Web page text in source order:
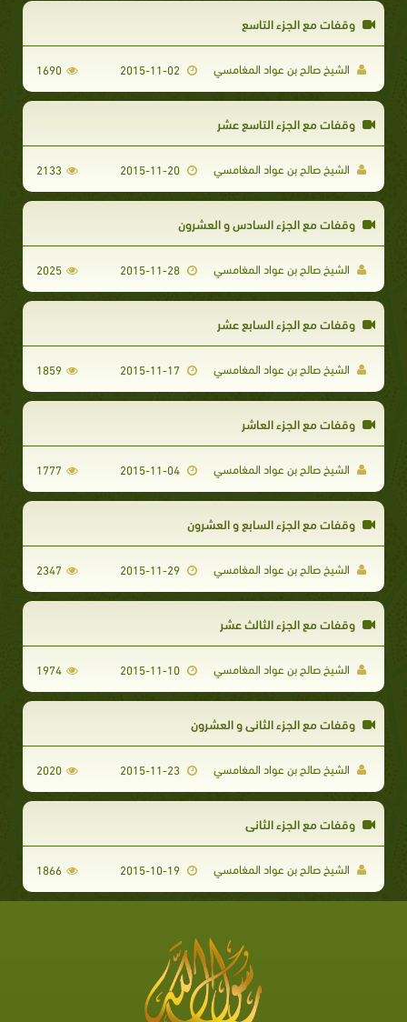
وقفات مع الجزء التاسع
الشيخ صالح بن عواد المغامسي 1690
وقفات مع الجزء التاسع عشر
الشيخ صالح بن عواد المغامسي 2015-11-20
2133
وقفات مع الجزء السادس و العشرون
الشيخ صالح بن عواد المغامسي 2015-11-28
2025
وقفات مع الجزء السابع عشر
الشيخ صالح بن عواد المغامسي 1859
وقفات مع الجزء العاشر
الشيخ صالح بن عواد المغامسي 2015-11-04
1777
وقفات مع الجزء السابع و العشرون
الشيخ صالح بن عواد المغامسي 2015-11-29
2347
وقفات مع الجزء الثالث عشر
الشيخ صالح بن عواد المغامسي 2015-11-10
1974
وقفات مع الجزء الثانى و العشرون
الشيخ صالح بن عواد المغامسي 2015-11-23
2020
وقفات مع الجزء الثانى
الشيخ صالح بن عواد المغامسي 2015-10-19
1866